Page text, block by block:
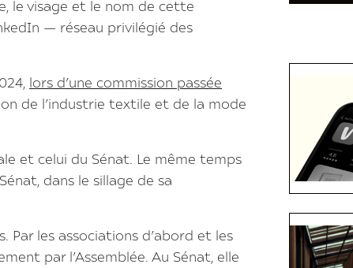
le visage et le nom de cette
— réseau privilégié des
lors d’une commission passée
de l’industrie textile et de la mode
et celui du Sénat. Le même temps
dans le sillage de sa
Par les associations d’abord et les
par l’Assemblée. Au Sénat, elle